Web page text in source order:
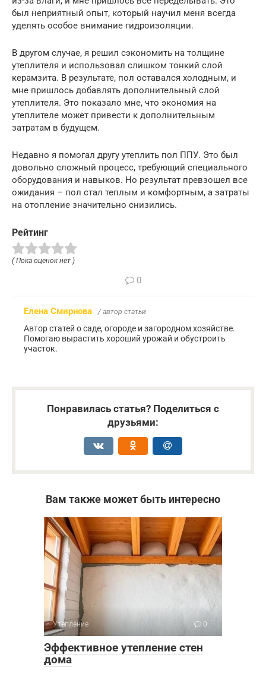
был неприятный опыт, который научил меня всегда
уделять особое внимание гидроизоляции.
В другом случае, я решил сэкономить на толщине
утеплителя и использовал слишком тонкий слой
керамзита. В результате, пол оставался холодным, и
мне пришлось добавлять дополнительный слой
утеплителя. Это показало мне, что экономия на
утеплителе может привести к дополнительным
затратам в будущем.
Недавно я помогал другу утеплить пол ППУ. Это был
довольно сложный процесс, требующий специального
оборудования и навыков. Но результат превзошел все
ожидания – пол стал теплым и комфортным, а затраты
на отопление значительно снизились.
Рейтинг
( Пока оценок нет )
0
Елена Смирнова / автор статьи
Автор статей о саде, огороде и загородном хозяйстве.
Помогаю вырастить хороший урожай и обустроить
участок.
Понравилась статья? Поделиться с
друзьями:
Вам также может быть интересно
Утепление 0
Эффективное утепление стен
дома